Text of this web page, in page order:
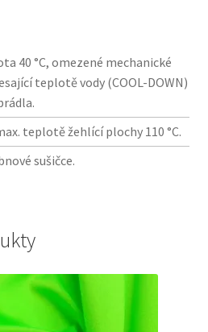
40 °C, omezené mechanické
teplotě vody (COOL-DOWN)
teplotě žehlící plochy 110 °C.
sušičce.